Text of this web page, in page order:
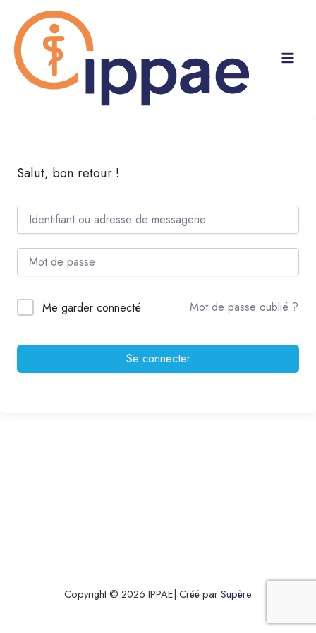
contenu
Salut, bon retour !
Me garder connecté Mot de passe oublié ?
Se connecter
Copyright © 2026 IPPAE| Créé parSupère